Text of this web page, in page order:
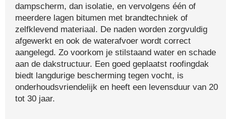
dampscherm, dan isolatie, en vervolgens één of
meerdere lagen bitumen met brandtechniek of
zelfklevend materiaal. De naden worden zorgvuldig
afgewerkt en ook de waterafvoer wordt correct
aangelegd. Zo voorkom je stilstaand water en schade
aan de dakstructuur. Een goed geplaatst roofingdak
biedt langdurige bescherming tegen vocht, is
onderhoudsvriendelijk en heeft een levensduur van 20
tot 30 jaar.